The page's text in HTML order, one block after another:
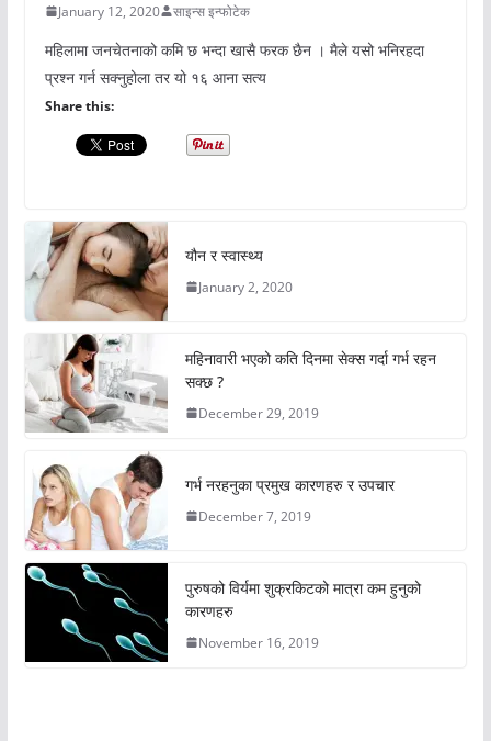
January 12, 2020 साइन्स इन्फोटेक
महिलामा जनचेतनाको कमि छ भन्दा खासै फरक छैन । मैले यसो भनिरहदा
प्रश्न गर्न सक्नुहोला तर यो १६ आना सत्य
Share this:
यौन र स्वास्थ्य
January 2, 2020
महिनावारी भएको कति दिनमा सेक्स गर्दा गर्भ रहन
सक्छ ?
December 29, 2019
गर्भ नरहनुका प्रमुख कारणहरु र उपचार
December 7, 2019
पुरुषको विर्यमा शुक्रकिटको मात्रा कम हुनुको
कारणहरु
November 16, 2019